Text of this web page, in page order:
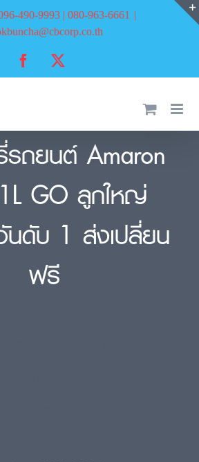
490-9993 | 080-963-6661 |
Facebook
รถยนต์ Amaron
GO ลูกใหญ่
ดับ 1 ส่งเปลี่ยน
ฟรี